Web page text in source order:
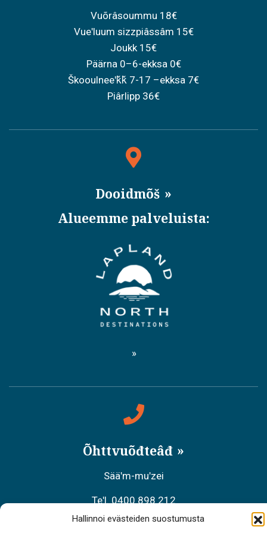
Hallinnoi evästeiden suostumusta
Vuõrâsoummu 18€
Vueʹluum sizzpiâssâm 15€
Joukk 15€
Päärna 0–6-ekksa 0€
Škooulneeʹǩǩ 7-17 –ekksa 7€
Piârlipp 36€
Dooidmõš
Alueemme palveluista:
Õhttvuõđteâđ
Sääʹm-muʹzei
Teʹl. 0400 898 212
Meäʹcchalltõs äʹššneǩ-kääzzkõs